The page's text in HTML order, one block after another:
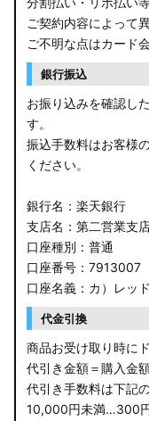
ご契約内容によって
ご不明な点はカード
銀行振込
お振り込みを確認し
す。
振込手数料はお客様
ください。
銀行名：楽天銀行
支店名：第二営業支
口座種別：普通
口座番号：7913007
口座名義：カ）レッ
代金引換
商品お受け取り時に
代引き金額＝購入金
代引き手数料は下記
10,000円未満…300